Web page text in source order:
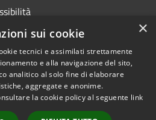
dei servizi
Copyright © 2026 • Comune di
×
sui cookie
tecnici e assimilati strettamente
e alla navigazione del sito,
analitico al solo fine di elaborare
aggregate e anonime.
la cookie policy al seguente link